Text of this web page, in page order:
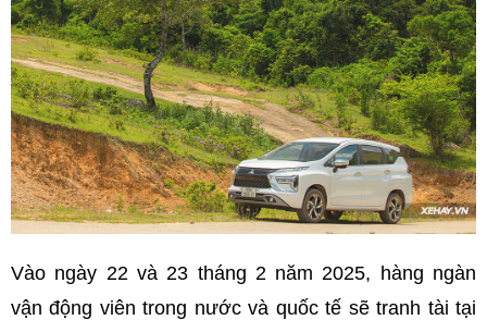
Vào ngày 22 và 23 tháng 2 năm 2025, hàng ngàn
vận động viên trong nước và quốc tế sẽ tranh tài tại